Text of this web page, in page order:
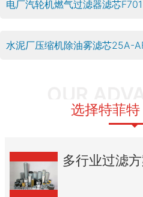
电厂汽轮机燃气过滤器滤芯
水泥厂压缩机除油雾滤芯25A-
选择特菲
多行业过滤